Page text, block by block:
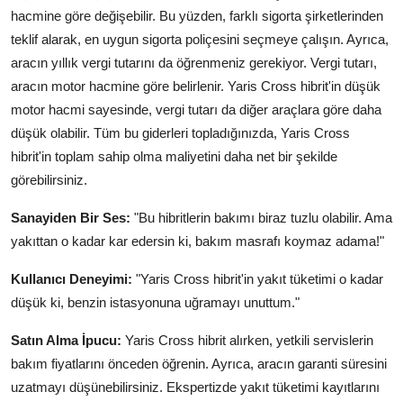
hacmine göre değişebilir. Bu yüzden, farklı sigorta şirketlerinden
teklif alarak, en uygun sigorta poliçesini seçmeye çalışın. Ayrıca,
aracın yıllık vergi tutarını da öğrenmeniz gerekiyor. Vergi tutarı,
aracın motor hacmine göre belirlenir. Yaris Cross hibrit'in düşük
motor hacmi sayesinde, vergi tutarı da diğer araçlara göre daha
düşük olabilir. Tüm bu giderleri topladığınızda, Yaris Cross
hibrit'in toplam sahip olma maliyetini daha net bir şekilde
görebilirsiniz.
Sanayiden Bir Ses: "Bu hibritlerin bakımı biraz tuzlu olabilir. Ama
yakıttan o kadar kar edersin ki, bakım masrafı koymaz adama!"
Kullanıcı Deneyimi: "Yaris Cross hibrit'in yakıt tüketimi o kadar
düşük ki, benzin istasyonuna uğramayı unuttum."
Satın Alma İpucu: Yaris Cross hibrit alırken, yetkili servislerin
bakım fiyatlarını önceden öğrenin. Ayrıca, aracın garanti süresini
uzatmayı düşünebilirsiniz. Ekspertizde yakıt tüketimi kayıtlarını